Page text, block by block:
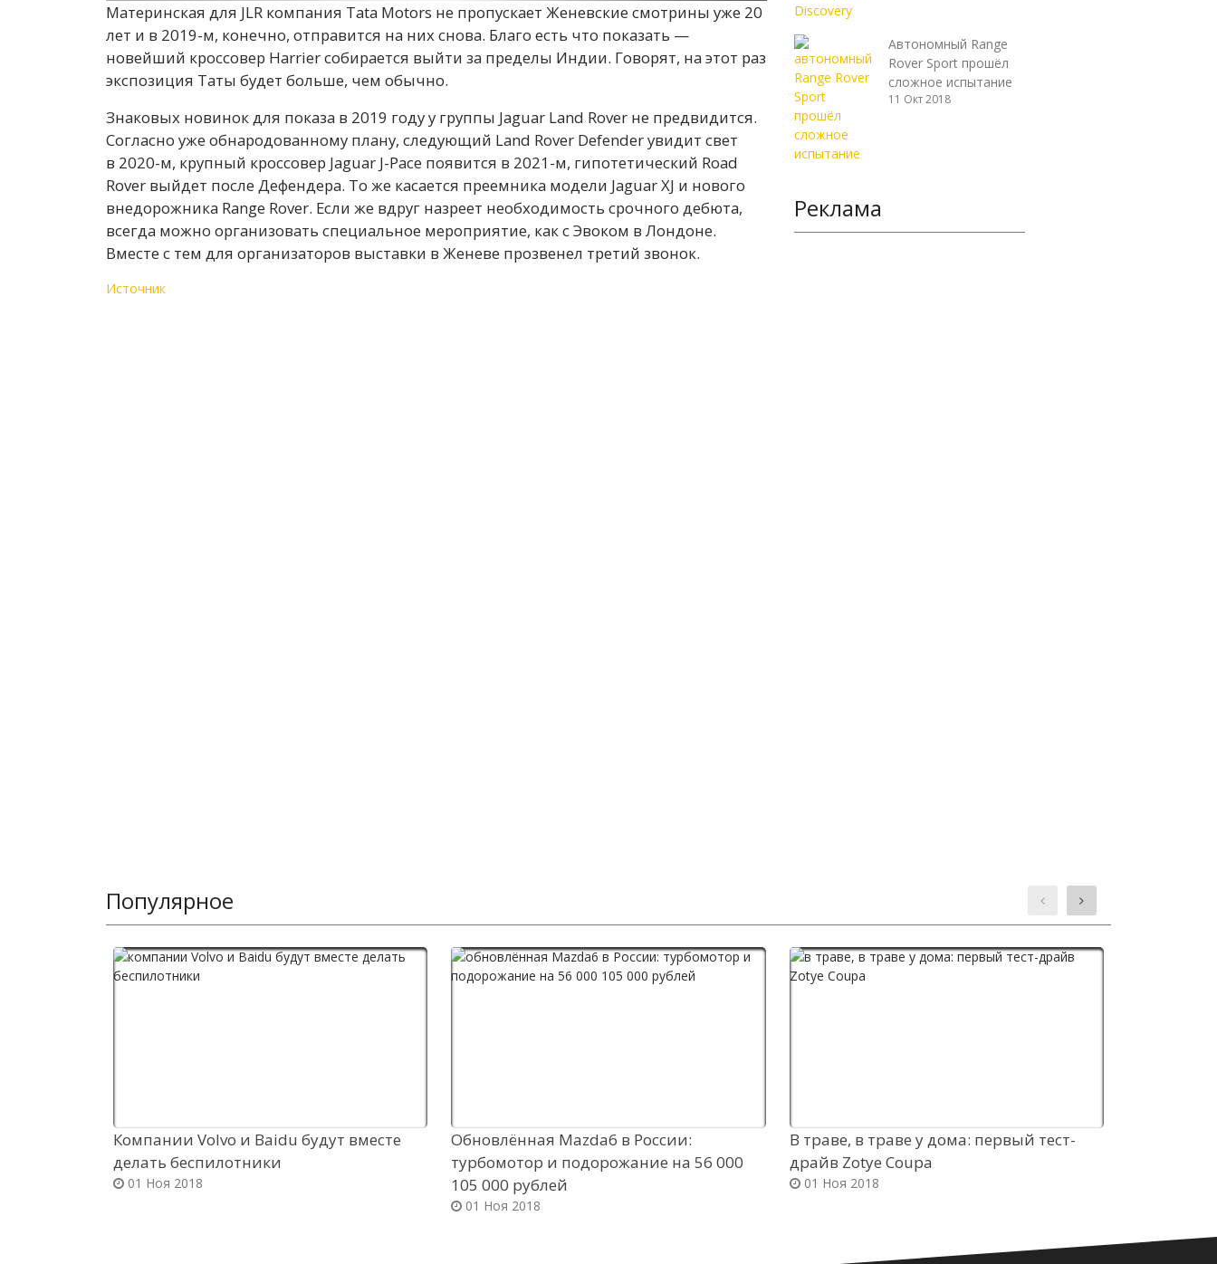
Материнская для JLR компания Tata Motors не пропускает Женевские смотрины уже 20
лет и в 2019-м, конечно, отправится на них снова. Благо есть что показать —
новейший кроссовер Harrier собирается выйти за пределы Индии. Говорят, на этот раз
экспозиция Таты будет больше, чем обычно.
Знаковых новинок для показа в 2019 году у группы Jaguar Land Rover не предвидится.
Согласно уже обнародованному плану, следующий Land Rover Defender увидит свет
в 2020-м, крупный кроссовер Jaguar J-Pace появится в 2021-м, гипотетический Road
Rover выйдет после Дефендера. То же касается преемника модели Jaguar XJ и нового
внедорожника Range Rover. Если же вдруг назреет необходимость срочного дебюта,
всегда можно организовать специальное мероприятие, как с Эвоком в Лондоне.
Вместе с тем для организаторов выставки в Женеве прозвенел третий звонок.
Источник
Автономный Range
Rover Sport прошёл
сложное испытание
11 Окт 2018
Реклама
Популярное
Компании Volvo и Baidu будут вместе
делать беспилотники
01 Ноя 2018
Обновлённая Mazda6 в России:
турбомотор и подорожание на 56 000
105 000 рублей
01 Ноя 2018
В траве, в траве у дома: первый тест-
драйв Zotye Coupa
01 Ноя 2018